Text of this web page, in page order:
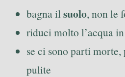
bagna ilsuolo, non le
riduci molto l’acqua
se ci sono parti morte,
pulite